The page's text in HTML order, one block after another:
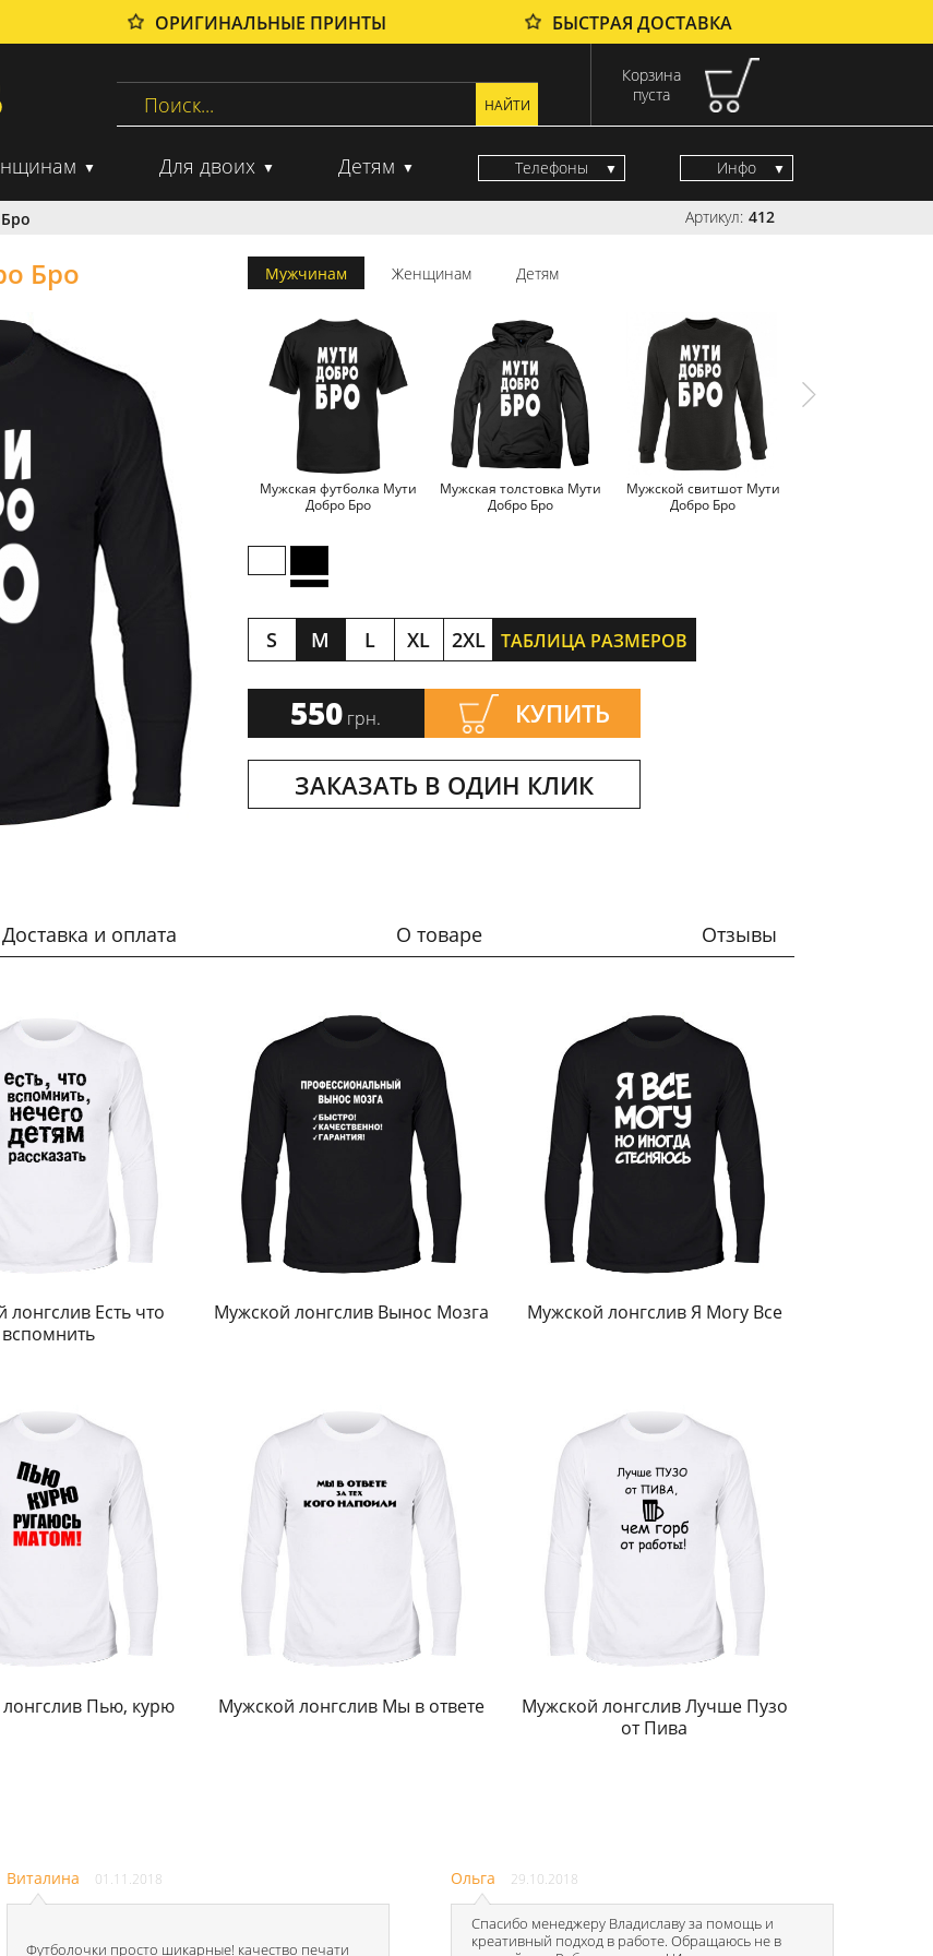
ОРИГИНАЛЬНЫЕ ПРИНТЫ БЫСТРАЯ ДОСТАВКА
Корзина
пуста
Для двоих Детям Телефоны Инфо
Артикул: 412
Бро Мужчинам Женщинам Детям
Мужская футболка Мути
Добро Бро
Мужская толстовка Мути
Добро Бро
Мужской свитшот Мути
Добро Бро
S M L XL 2XL ТАБЛИЦА РАЗМЕРОВ
550 грн. КУПИТЬ
ЗАКАЗАТЬ В ОДИН КЛИК
Доставка и оплата О товаре Отзывы
лонгслив Есть что
вспомнить
Мужской лонгслив Вынос Мозга Мужской лонгслив Я Могу Все
Пью, курю Мужской лонгслив Мы в ответе
Мужской лонгслив Лучше Пузо
от Пива
Виталина 01.11.2018
Футболочки просто шикарные! качество печати
Ольга 29.10.2018
Спасибо менеджеру Владиславу за помощь и
креативный подход в работе. Обращаюсь не в